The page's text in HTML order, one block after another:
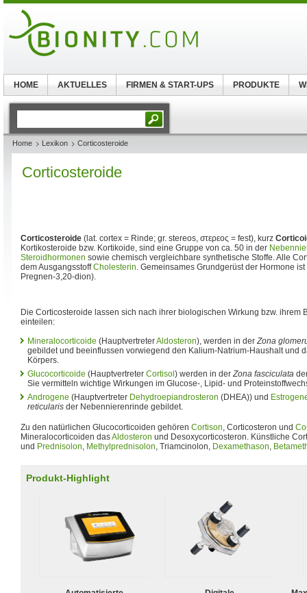
Home Lexikon Corticosteroide
Corticosteroide
Corticosteroide (lat. cortex = Rinde; gr. stereos, στερεος = fest), kurz
Kortikosteroide bzw. Kortikoide, sind eine Gruppe von ca. 50 in der
Steroidhormonen sowie chemisch vergleichbare synthetische Stoffe. Alle
dem AusgangsstoffCholesterin. Gemeinsames Grundgerüst der Hormone
Pregnen-3,20-dion).
Die Corticosteroide lassen sich nach ihrer biologischen Wirkung bzw. ihrem
einteilen:
Mineralocorticoide (HauptvertreterAldosteron), werden in derZona
gebildet und beeinflussen vorwiegend den Kalium-Natrium-Haushalt und
Körpers.
Glucocorticoide (Hauptvertreter Cortisol ) werden in derZona fasciculata
Sie vermitteln wichtige Wirkungen im Glucose-, Lipid- und
Androgene (Hauptvertreter Dehydroepiandrosteron (DHEA)) und
reticularis der Nebennierenrinde gebildet.
Zu den natürlichen Glucocorticoiden gehören Cortison, Corticosteron und
Mineralocorticoiden dasAldosteron und Desoxycorticosteron. Künstliche
und Prednisolon, Methylprednisolon, Triamcinolon, Dexamethason,
Produkt-Highlight
HOME AKTUELLES FIRMEN & START-UPS PRODUKTE